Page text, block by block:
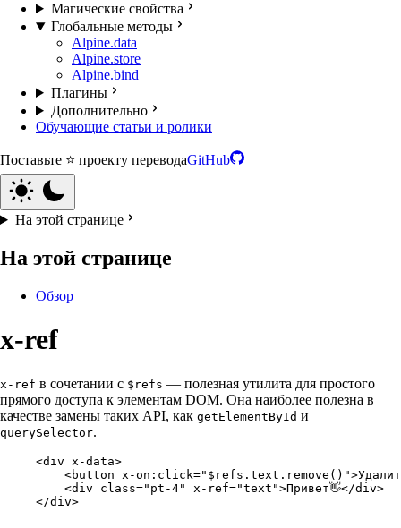
Магические свойства
Глобальные методы
Alpine.data
Alpine.store
Alpine.bind
Плагины
Дополнительно
Обучающие статьи и ролики
Поставьте ⭐️ проекту переводаGitHub
На этой странице
На этой странице
Обзор
x-ref
x-ref в сочетании с $refs — полезная утилита для простого
прямого доступа к элементам DOM. Она наиболее полезна в
качестве замены таких API, как getElementById и
querySelector.
<div x-data>
<button x-on:click=" $refs.text.remove() "
<div class=" pt-4" x-ref="text ">Привет👋</div>
</div>